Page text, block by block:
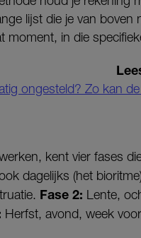
lijst die je van
moment, in die
ongesteld? Zo kan
kent vier fases
dagelijks (het
Fase 2: Lente,
Herfst, avond, week